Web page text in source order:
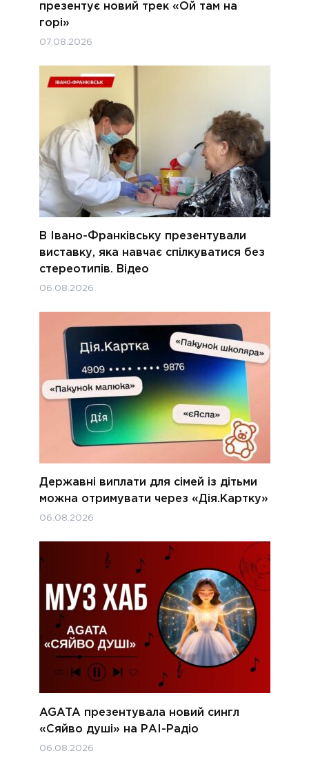
презентує новий трек «Ой там на
горі»
07.08.2026
В Івано-Франківську презентували
виставку, яка навчає спілкуватися без
стереотипів. Відео
06.08.2026
Державні виплати для сімей із дітьми
можна отримувати через «Дія.Картку»
06.08.2026
AGATA презентувала новий сингл
«Сяйво душі» на РАІ-Радіо
06.08.2026